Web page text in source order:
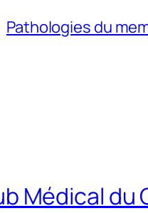
Pathologies du
Médical du